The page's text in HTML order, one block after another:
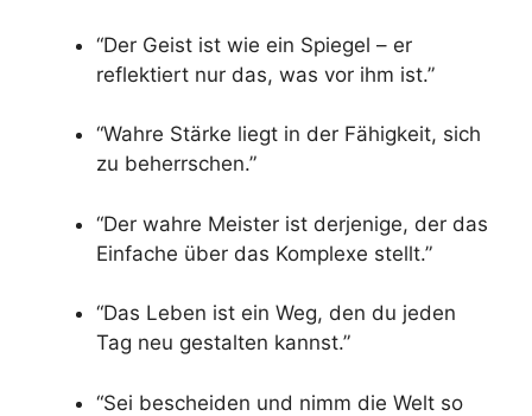
“Der Geist ist wie ein Spiegel – er
reflektiert nur das, was vor ihm ist.”
“Wahre Stärke liegt in der Fähigkeit, sich
zu beherrschen.”
“Der wahre Meister ist derjenige, der das
Einfache über das Komplexe stellt.”
“Das Leben ist ein Weg, den du jeden
Tag neu gestalten kannst.”
“Sei bescheiden und nimm die Welt so